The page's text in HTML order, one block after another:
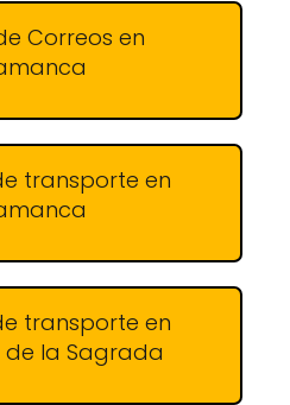
Correos en
transporte en
transporte en
la Sagrada